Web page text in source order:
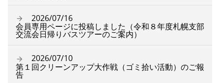
2026/07/16
会員専用ページに投稿しました（令和８年度札幌支部
交流会日帰りバスツアーのご案内）
2026/07/10
第１回クリーンアップ大作戦（ゴミ拾い活動）のご報
告